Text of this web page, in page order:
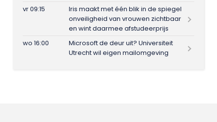
vr 09:15
Iris maakt met één blik in de spiegel
onveiligheid van vrouwen zichtbaar
en wint daarmee afstudeerprijs
wo 16:00
Microsoft de deur uit? Universiteit
Utrecht wil eigen mailomgeving